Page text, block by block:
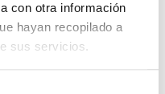
con otra información
hayan recopilado a
sus servicios.